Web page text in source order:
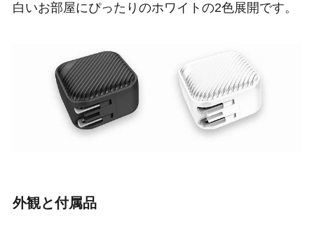
白いお部屋にぴったりのホワイトの2色展開です。
外観と付属品